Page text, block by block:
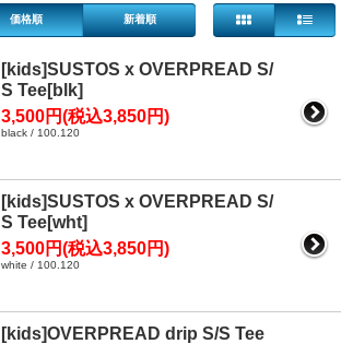
価格順 新着順
[kids]SUSTOS x OVERPREAD S/
S Tee[blk]
3,500円(税込3,850円)
black / 100.120
[kids]SUSTOS x OVERPREAD S/
S Tee[wht]
3,500円(税込3,850円)
white / 100.120
[kids]OVERPREAD drip S/S Tee